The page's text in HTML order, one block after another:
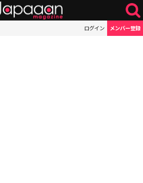
ログイン メンバー登録